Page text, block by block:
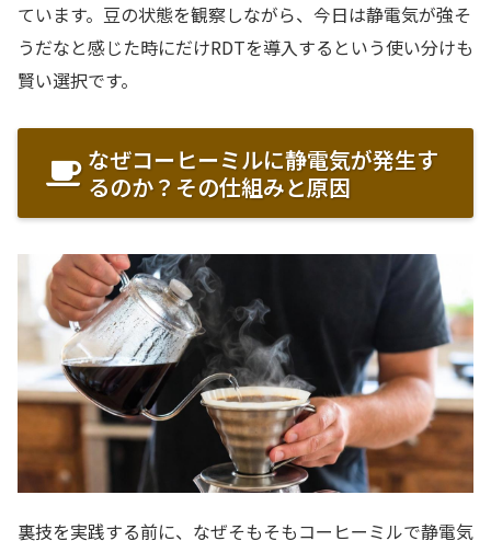
ています。豆の状態を観察しながら、今日は静電気が強そ
うだなと感じた時にだけRDTを導入するという使い分けも
賢い選択です。
なぜコーヒーミルに静電気が発生す
るのか？その仕組みと原因
裏技を実践する前に、なぜそもそもコーヒーミルで静電気